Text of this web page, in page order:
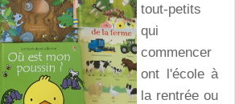
tout-petits
qui
commencer
ont l'école à
la rentrée ou